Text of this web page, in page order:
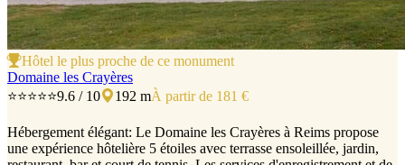
Hôtel le plus proche de ce monument
Domaine les Crayères
⭐⭐⭐⭐⭐9.6 / 10 192 mÀ partir de 181 €
Hébergement élégant: Le Domaine les Crayères à Reims propose
une expérience hôtelière 5 étoiles avec terrasse ensoleillée, jardin,